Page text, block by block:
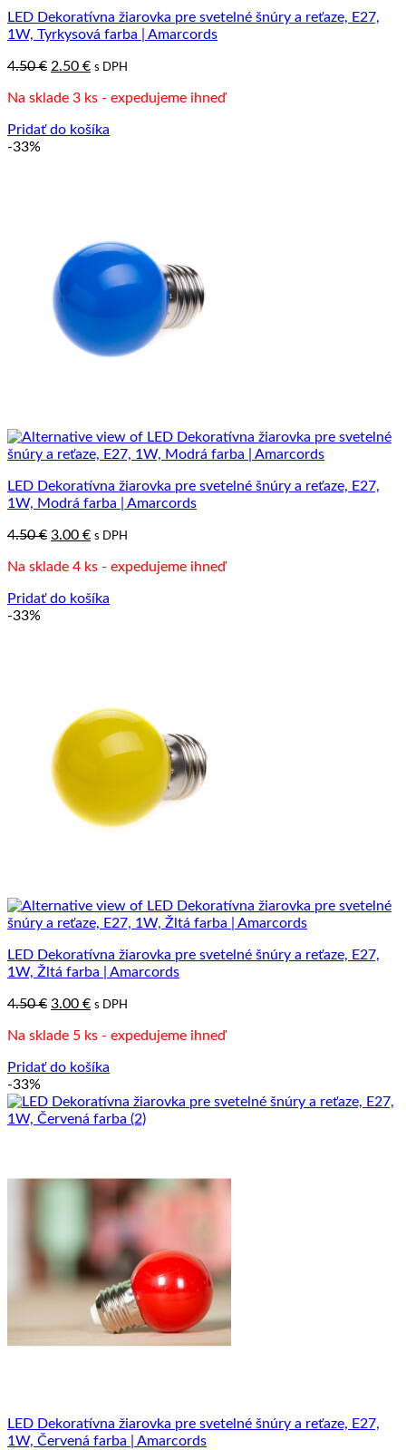
LED Dekoratívna žiarovka pre svetelné šnúry a reťaze, E27,
1W, Tyrkysová farba | Amarcords
4.50€ Pôvodná
bola:
2.50 €Aktuálna
je:
s DPH
Na sklade 3 ks - expedujeme ihneď
Pridať do košíka
-33%
LED Dekoratívna žiarovka pre svetelné šnúry a reťaze, E27,
1W, Modrá farba | Amarcords
4.50€ Pôvodná
bola:
3.00 €Aktuálna
je:
s DPH
Na sklade 4 ks - expedujeme ihneď
Pridať do košíka
-33%
LED Dekoratívna žiarovka pre svetelné šnúry a reťaze, E27,
1W, Žltá farba | Amarcords
4.50€ Pôvodná
bola:
3.00 €Aktuálna
je:
s DPH
Na sklade 5 ks - expedujeme ihneď
Pridať do košíka
-33%
LED Dekoratívna žiarovka pre svetelné šnúry a reťaze, E27,
1W, Červená farba | Amarcords